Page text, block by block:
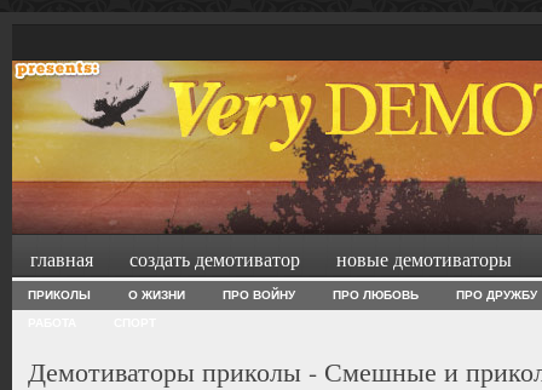
главная создать демотиватор новые демотиваторы
ПРИКОЛЫ О ЖИЗНИ ПРО ВОЙНУ ПРО ЛЮБОВЬ ПРО ДРУЖБУ
Демотиваторы приколы - Смешные и